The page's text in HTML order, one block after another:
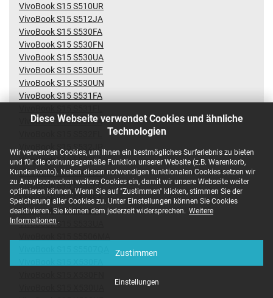
Diese Webseite verwendet Cookies und ähnliche
Technologien
Wir verwenden Cookies, um Ihnen ein bestmögliches Surferlebnis zu bieten
und für die ordnungsgemäße Funktion unserer Website (z.B. Warenkorb,
Kundenkonto). Neben diesen notwendigen funktionalen Cookies setzen wir
zu Anaylsezwecken weitere Cookies ein, damit wir unsere Webseite weiter
optimieren können. Wenn Sie auf "Zustimmen" klicken, stimmen Sie der
Speicherung aller Cookies zu. Unter Einstellungen können Sie Cookies
deaktivieren. Sie können dem jederzeit widersprechen. Weitere
Informationen .
Zustimmen
Einstellungen
VivoBook S15 S510UR
VivoBook S15 S512JA
VivoBook S15 S530FA
VivoBook S15 S530FN
VivoBook S15 S530UA
VivoBook S15 S530UF
VivoBook S15 S530UN
VivoBook S15 S531FA
VivoBook S15 S532FA
VivoBook S15 S532JP
VivoBook S15 S533EA
VivoBook S15 S533EP
VivoBook S15 S533EQ
VivoBook S15 S533FA
VivoBook S15 S533IA
VivoBook S15 S533UA